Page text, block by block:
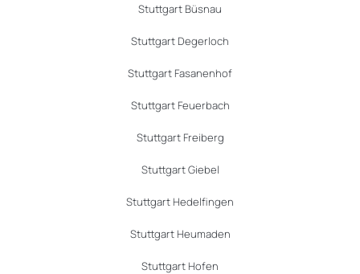
Stuttgart Büsnau
Stuttgart Degerloch
Stuttgart Fasanenhof
Stuttgart Feuerbach
Stuttgart Freiberg
Stuttgart Giebel
Stuttgart Hedelfingen
Stuttgart Heumaden
Stuttgart Hofen